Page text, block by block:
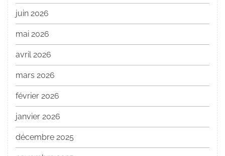
juin 2026
mai 2026
avril 2026
mars 2026
février 2026
janvier 2026
décembre 2025